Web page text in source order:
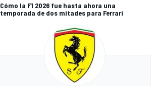
Cómo la F1 2026 fue hasta ahora una
temporada de dos mitades para Ferrari